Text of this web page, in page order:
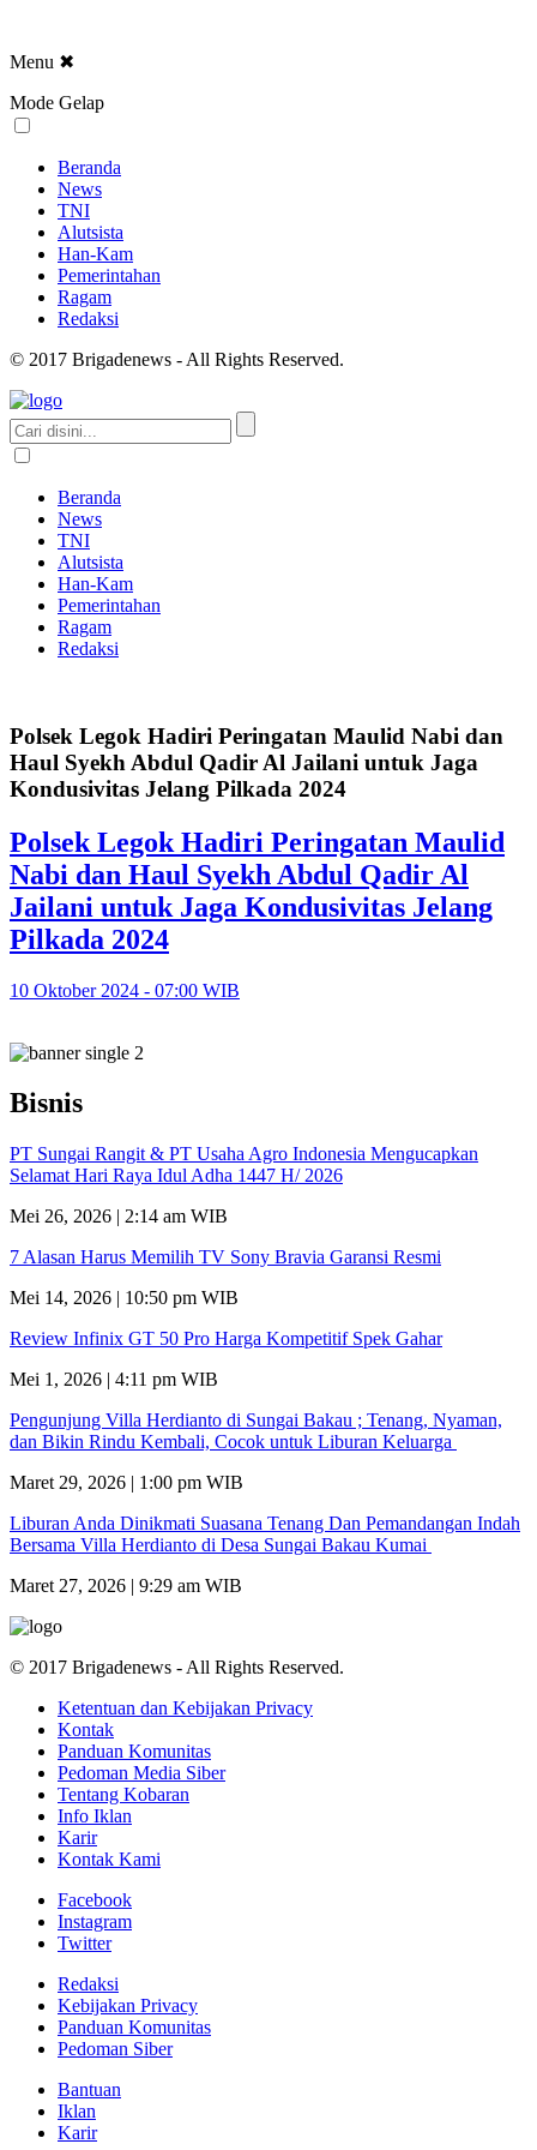
Menu ✖
Mode Gelap
Beranda
News
TNI
Alutsista
Han-Kam
Pemerintahan
Ragam
Redaksi
© 2017 Brigadenews - All Rights Reserved.
Beranda
News
TNI
Alutsista
Han-Kam
Pemerintahan
Ragam
Redaksi
Polsek Legok Hadiri Peringatan Maulid Nabi dan
Haul Syekh Abdul Qadir Al Jailani untuk Jaga
Kondusivitas Jelang Pilkada 2024
Polsek Legok Hadiri Peringatan Maulid
Nabi dan Haul Syekh Abdul Qadir Al
Jailani untuk Jaga Kondusivitas Jelang
Pilkada 2024
10 Oktober 2024 - 07:00 WIB
Bisnis
PT Sungai Rangit & PT Usaha Agro Indonesia Mengucapkan
Selamat Hari Raya Idul Adha 1447 H/ 2026
Mei 26, 2026 | 2:14 am WIB
7 Alasan Harus Memilih TV Sony Bravia Garansi Resmi
Mei 14, 2026 | 10:50 pm WIB
Review Infinix GT 50 Pro Harga Kompetitif Spek Gahar
Mei 1, 2026 | 4:11 pm WIB
Pengunjung Villa Herdianto di Sungai Bakau ; Tenang, Nyaman,
dan Bikin Rindu Kembali, Cocok untuk Liburan Keluarga
Maret 29, 2026 | 1:00 pm WIB
Liburan Anda Dinikmati Suasana Tenang Dan Pemandangan Indah
Bersama Villa Herdianto di Desa Sungai Bakau Kumai
Maret 27, 2026 | 9:29 am WIB
© 2017 Brigadenews - All Rights Reserved.
Ketentuan dan Kebijakan Privacy
Kontak
Panduan Komunitas
Pedoman Media Siber
Tentang Kobaran
Info Iklan
Karir
Kontak Kami
Facebook
Instagram
Twitter
Redaksi
Kebijakan Privacy
Panduan Komunitas
Pedoman Siber
Bantuan
Iklan
Karir